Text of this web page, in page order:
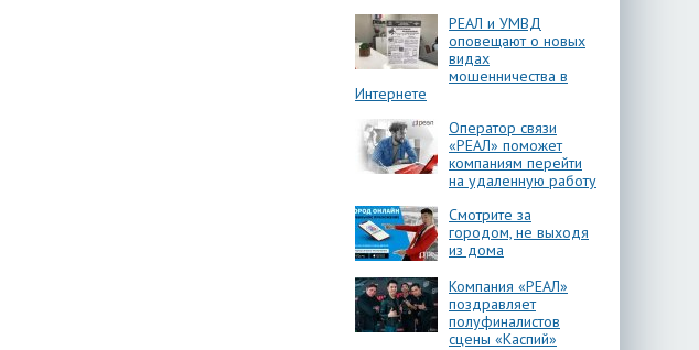
РЕАЛ и УМВД
оповещают о новых
видах
мошенничества в
Интернете
Оператор связи
«РЕАЛ» поможет
компаниям перейти
на удаленную работу
Смотрите за
городом, не выходя
из дома
Компания «РЕАЛ»
поздравляет
полуфиналистов
сцены «Каспий»